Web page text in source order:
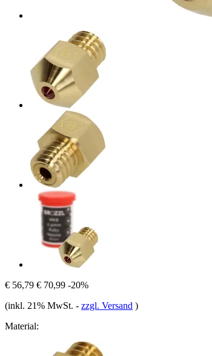
€ 56,79 € 70,99 -20%
(inkl. 21% MwSt. - zzgl. Versand )
Material: